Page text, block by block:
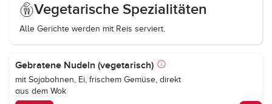
Vegetarische Spezialitäten
Alle Gerichte werden mit Reis serviert.
Gebratene Nudeln (vegetarisch)
mit Sojabohnen, Ei, frischem Gemüse, direkt
aus dem Wok